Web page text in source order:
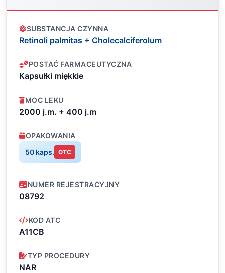
SUBSTANCJA CZYNNA
Retinoli palmitas + Cholecalciferolum
POSTAĆ FARMACEUTYCZNA
Kapsułki miękkie
MOC LEKU
2000 j.m. + 400 j.m
OPAKOWANIA
50 kaps. OTC
NUMER REJESTRACYJNY
08792
KOD ATC
A11CB
TYP PROCEDURY
NAR